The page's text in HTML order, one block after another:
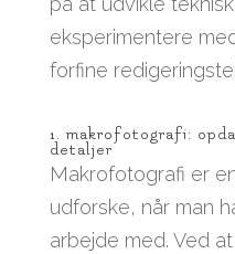
eksperimentere
forfine
1. makrofotografi:
detaljer
Makrofotografi er
udforske, når man
arbejde med. Ved